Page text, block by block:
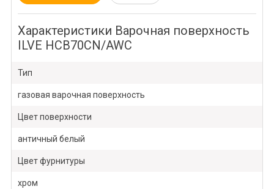
Характеристики Варочная поверхность
ILVE HCB70CN/AWC
Тип
газовая варочная поверхность
Цвет поверхности
античный белый
Цвет фурнитуры
хром